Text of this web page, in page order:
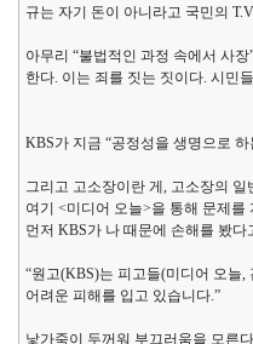
규는 자기 돈이 아니라고 국민의
아무리 “불법적인 과정 속에서 사
한다. 이는 죄를 짓는 짓이다. 시민
KBS가 지금 “공정성을 생명으로
그리고 고소장이란 게, 고소장의
여기 <미디어 오늘>을 통해 문제를
먼저 KBS가 나 때문에 손해를 봤
“원고(KBS)는 피고들(미디어 오늘
어려운 피해를 입고 있습니다.”
낯가죽이 두꺼워 부끄러움을 모른